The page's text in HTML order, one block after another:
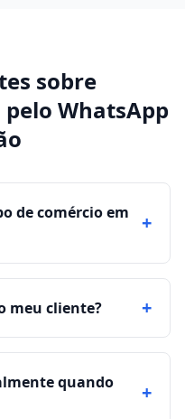
sobre
WhatsApp
de comércio em
+
meu cliente? +
quando
+